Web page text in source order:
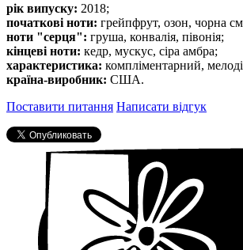
рік випуску: 2018;
початкові ноти: грейпфрут, озон, чорна
ноти "серця": груша, конвалія, півонія;
кінцеві ноти: кедр, мускус, сіра амбра;
характеристика: компліментарний,
країна-виробник: США.
Поставити питання Написати відгук